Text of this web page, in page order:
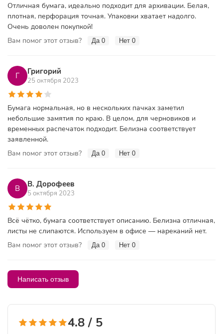
Отличная бумага, идеально подходит для архивации. Белая,
плотная, перфорация точная. Упаковки хватает надолго.
Очень доволен покупкой!
Вам помог этот отзыв?
Да 0 Нет 0
Г Григорий
25 октября 2023
Бумага нормальная, но в нескольких пачках заметил
небольшие замятия по краю. В целом, для черновиков и
временных распечаток подходит. Белизна соответствует
заявленной.
Вам помог этот отзыв?
Да 0 Нет 0
В В. Дорофеев
5 октября 2023
Всё чётко, бумага соответствует описанию. Белизна отличная,
листы не слипаются. Используем в офисе — нареканий нет.
Вам помог этот отзыв?
Да 0 Нет 0
Написать отзыв
4.8 / 5